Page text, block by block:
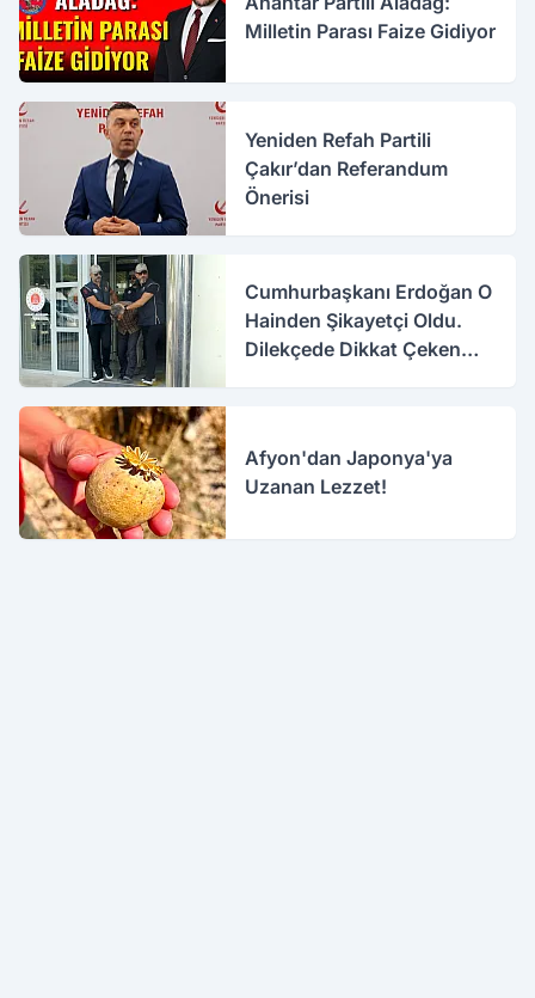
Milletin Parası Faize Gidiyor
Yeniden Refah Partili
Çakır’dan Referandum
Önerisi
Cumhurbaşkanı Erdoğan O
Hainden Şikayetçi Oldu.
Dilekçede Dikkat Çeken
Afyon'dan Japonya'ya
Uzanan Lezzet!